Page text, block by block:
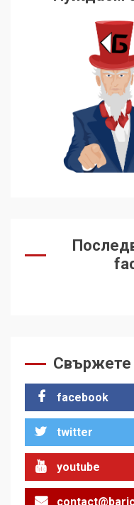
Свържете
facebook
twitter
youtube